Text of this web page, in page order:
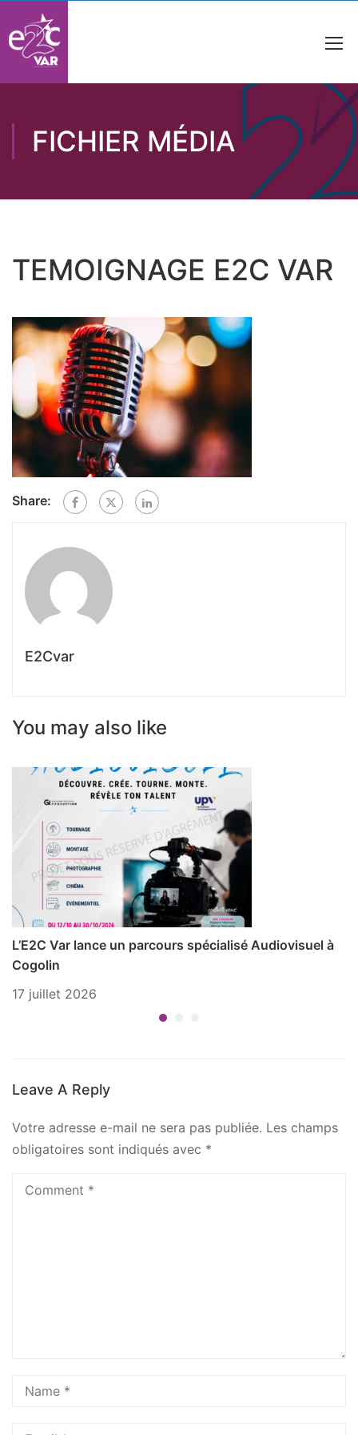
FICHIER MÉDIA
TEMOIGNAGE E2C VAR
Share:
E2Cvar
You may also like
L’E2C Var lance un parcours spécialisé Audiovisuel à
Cogolin
17 juillet 2026
Leave A Reply
Votre adresse e-mail ne sera pas publiée. Les champs
obligatoires sont indiqués avec *